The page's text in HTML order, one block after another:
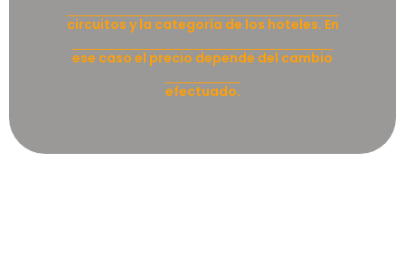
circuitos y la categoría de los hoteles. En
ese caso el precio depende del cambio
efectuado.